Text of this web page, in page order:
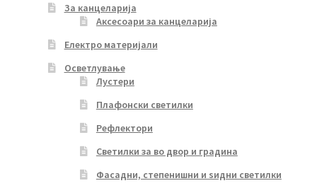
За канцеларија
Аксесоари за канцеларија
Електро материјали
Осветлување
Лустери
Плафонски светилки
Рефлектори
Светилки за во двор и градина
Фасадни, степенишни и ѕидни светилки